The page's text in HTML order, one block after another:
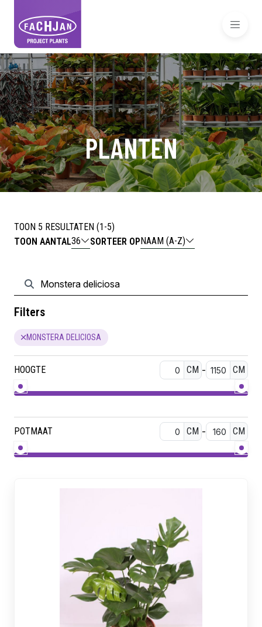
PLANTEN
TOON 5 RESULTATEN (1-5)
TOON AANTAL36 SORTEER OPNAAM (A-Z)
Filters
MONSTERA DELICIOSA
HOOGTE CM - CM
POTMAAT CM - CM